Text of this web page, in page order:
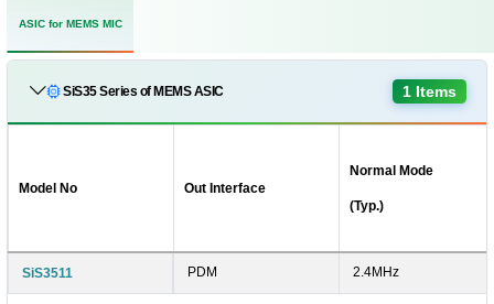
ASIC for MEMS MIC
SiS35 Series of MEMS ASIC 1 Items
Model No Out Interface
Normal Mode
(Typ.)
SiS3511 PDM 2.4MHz